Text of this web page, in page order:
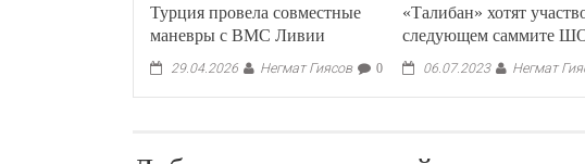
Турция провела совместные
маневры с ВМС Ливии
29.04.2026 Негмат Гиясов 0
«Талибан» хотят
следующем саммите
06.07.2023 Негмат